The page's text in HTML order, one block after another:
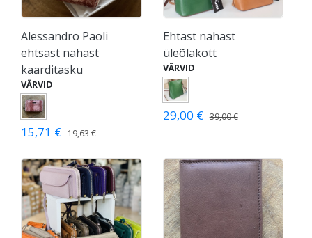
Alessandro Paoli
ehtsast nahast
kaarditasku
VÄRVID
15,71 € 19,63 €
Ehtast nahast
üleõlakott
VÄRVID
29,00 € 39,00 €